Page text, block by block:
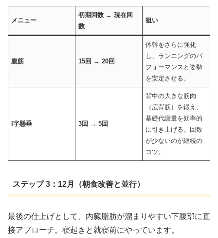
メニュー
初期回数 → 現在回
数
狙い
腹筋 15回 → 20回
体幹をさらに強化
し、ランニングのパ
フォーマンスと姿勢
を安定させる。
I字懸垂 3回 → 5回
背中の大きな筋肉
（広背筋）を鍛え、
基礎代謝量を効率的
に引き上げる。回数
が少ないのが継続の
コツ。
ステップ 3：12月（朝食改善と並行）
最後の仕上げとして、内臓脂肪が溜まりやすい下腹部に直
接アプローチ。寝起きと就寝前にやっています。